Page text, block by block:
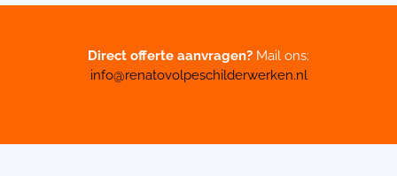
Direct offerte aanvragen? Mail ons:
info@renatovolpeschilderwerken.nl